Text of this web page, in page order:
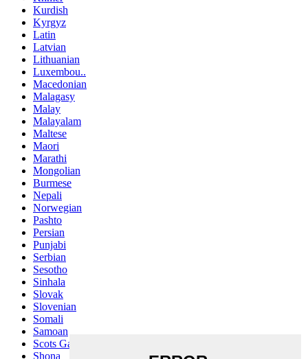
Kurdish
Kyrgyz
Latin
Latvian
Lithuanian
Luxembou..
Macedonian
Malagasy
Malay
Malayalam
Maltese
Maori
Marathi
Mongolian
Burmese
Nepali
Norwegian
Pashto
Persian
Punjabi
Serbian
Sesotho
Sinhala
Slovak
Slovenian
Somali
Samoan
Scots Gaelic
Shona